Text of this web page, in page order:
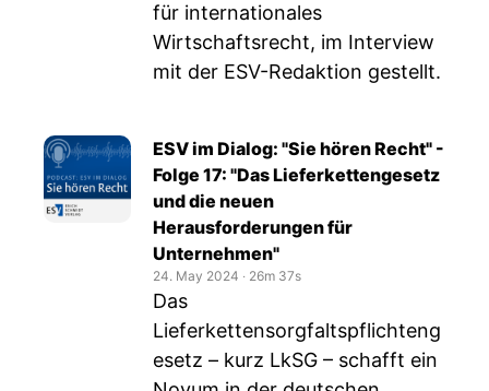
für internationales
Wirtschaftsrecht, im Interview
mit der ESV-Redaktion gestellt.
ESV im Dialog: "Sie hören Recht" -
Folge 17: "Das Lieferkettengesetz
und die neuen
Herausforderungen für
Unternehmen"
24. May 2024 ‧ 26m 37s
Das
Lieferkettensorgfaltspflichteng
esetz – kurz LkSG – schafft ein